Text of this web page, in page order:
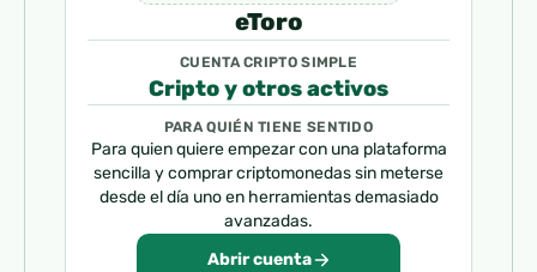
eToro
CUENTA CRIPTO SIMPLE
Cripto y otros activos
PARA QUIÉN TIENE SENTIDO
Para quien quiere empezar con una plataforma
sencilla y comprar criptomonedas sin meterse
desde el día uno en herramientas demasiado
avanzadas.
Abrir cuenta